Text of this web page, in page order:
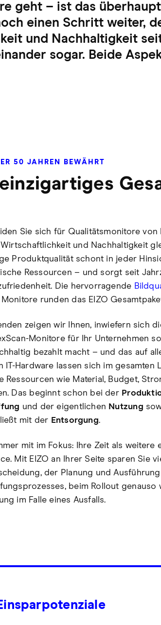
geht – ist das
einen Schritt weiter,
und Nachhaltigkeit
sogar. Beide
50 JAHREN BEWÄHRT
einzigartiges
Sie sich für Qualitätsmonitore von
und Nachhaltigkeit
Produktqualität schont in jeder
Ressourcen – und sorgt seit
Die hervorragende
runden das EIZO
zeigen wir Ihnen, inwiefern sich
Monitore für Ihr Unternehmen
bezahlt macht – und das auf
IT-Hardware lassen sich im gesamten
Ressourcen wie Material, Budget,
Das beginnt schon bei der
und der eigentlichen Nutzung
mit der Entsorgung.
mit im Fokus: Ihre Zeit als weitere
Mit EIZO an Ihrer Seite sparen Sie
der Planung und
beim Rollout
im Falle eines Ausfalls.